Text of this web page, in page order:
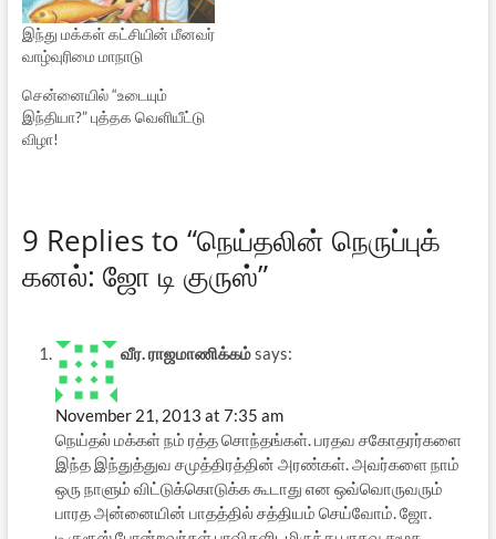
இந்து மக்கள் கட்சியின் மீனவர்
வாழ்வுரிமை மாநாடு
சென்னையில் “உடையும்
இந்தியா?” புத்தக வெளியீட்டு
விழா!
9 Replies to “நெய்தலின் நெருப்புக்
கனல்: ஜோ டி குருஸ்”
வீர. ராஜமாணிக்கம்says:
November 21, 2013 at 7:35 am
நெய்தல் மக்கள் நம் ரத்த சொந்தங்கள். பரதவ சகோதரர்களை
இந்த இந்துத்துவ சமுத்திரத்தின் அரண்கள். அவர்களை நாம்
ஒரு நாளும் விட்டுக்கொடுக்க கூடாது என ஒவ்வொருவரும்
பாரத அன்னையின் பாதத்தில் சத்தியம் செய்வோம். ஜோ.